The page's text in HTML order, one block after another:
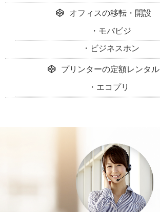
オフィスの移転・開設
モバビジ
ビジネスホン
プリンターの定額レンタル
エコプリ